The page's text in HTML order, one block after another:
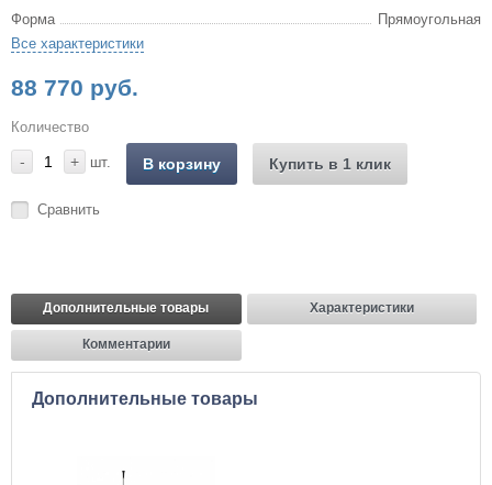
Форма
Прямоугольная
Все характеристики
88 770 руб.
Количество
- + шт. В корзину Купить в 1 клик
Сравнить
Дополнительные товары Характеристики
Комментарии
Дополнительные товары